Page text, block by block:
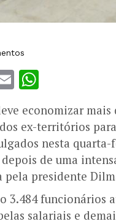
Email
economizar
ex-territórios
nesta quarta-
depois de uma
pela presidente
3.484 funcionários
salariais e